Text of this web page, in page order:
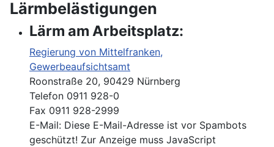
Lärmbelästigungen
Lärm am Arbeitsplatz:
Regierung von Mittelfranken,
Gewerbeaufsichtsamt
Roonstraße 20, 90429 Nürnberg
Telefon 0911 928-0
Fax 0911 928-2999
E-Mail: Diese E-Mail-Adresse ist vor Spambots
geschützt! Zur Anzeige muss JavaScript